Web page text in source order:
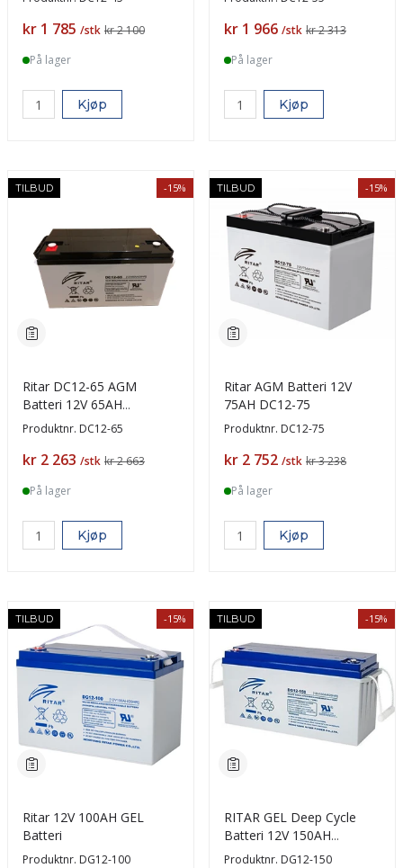
Pris
kr 1 785 /stk kr 2 100
På lager
Kjøp
Pris
kr 1 966 /stk kr 2 313
På lager
Kjøp
TILBUD -15%
Ritar DC12-65 AGM
Batteri 12V 65AH
(350x167x180) +venstre
Produktnr. DC12-65
Pris
kr 2 263 /stk kr 2 663
På lager
Kjøp
TILBUD -15%
Ritar AGM Batteri 12V
75AH DC12-75
Produktnr. DC12-75
Pris
kr 2 752 /stk kr 3 238
På lager
Kjøp
TILBUD -15%
Ritar 12V 100AH GEL
Batteri
Produktnr. DG12-100
TILBUD -15%
RITAR GEL Deep Cycle
Batteri 12V 150AH
(483x170x241mm) +V
Produktnr. DG12-150